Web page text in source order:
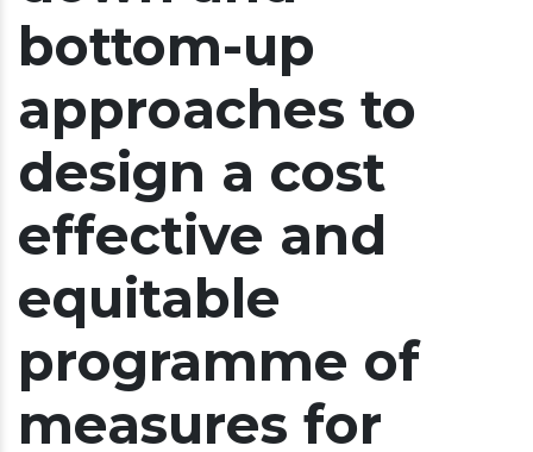
bottom-up
approaches to
design a cost
effective and
equitable
programme of
measures for